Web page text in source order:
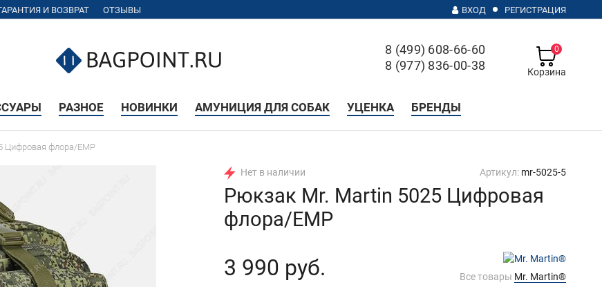
И ВОЗВРАТ ОТЗЫВЫ ВХОД РЕГИСТРАЦИЯ
8 (499) 608-66-60
8 (977) 836-00-38
Корзина
0
РАЗНОЕ НОВИНКИ АМУНИЦИЯ ДЛЯ СОБАК УЦЕНКА БРЕНДЫ
Цифровая флора/EMP
Нет в наличии Артикул: mr-5025-5
Рюкзак Mr. Martin 5025 Цифровая
флора/EMP
3 990 руб. Все товары Mr. Martin®